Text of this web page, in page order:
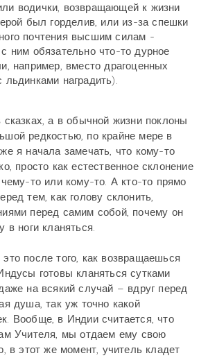
водички, возвращающей к жизни
был горделив, или из-за спешки
почтения высшим силам -
ним обязательно что-то дурное
например, вместо драгоценных
наградить).
а в обычной жизни поклоны
редкостью, по крайне мере в
я начала замечать, что кому-то
просто как естественное склонение
то или кому-то. А кто-то прямо
тем, как голову склонить,
перед самим собой, почему он
в ноги кланяться.
после того, как возвращаешься
готовы кланяться сутками
на всякий случай – вдруг перед
душа, так уж точно какой
Вообще, в Индии считается, что
Учителя, мы отдаем ему свою
в этот же момент, учитель кладет